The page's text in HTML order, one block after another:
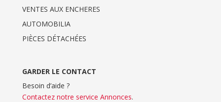
VENTES AUX ENCHERES
AUTOMOBILIA
PIÈCES DÉTACHÉES
GARDER LE CONTACT
Besoin d’aide ?
Contactez notre service Annonces.